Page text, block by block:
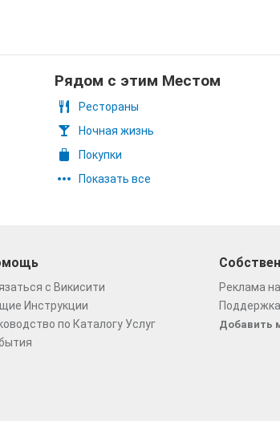
Рядом с этим Местом
Рестораны
Ночная жизнь
Покупки
Показать все
с Викисити
Инструкции
по Каталогу Услуг
Реклама
Добавить